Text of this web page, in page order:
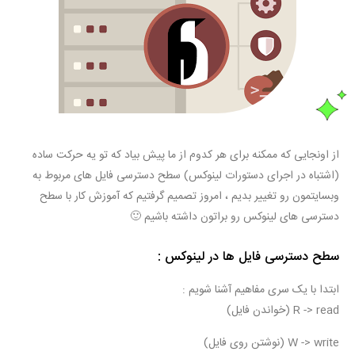
از اونجایی که ممکنه برای هر کدوم از ما پیش بیاد که تو یه حرکت ساده
(اشتباه در اجرای دستورات لینوکس) سطح دسترسی فایل های مربوط به
وبسایتمون رو تغییر بدیم ، امروز تصمیم گرفتیم که آموزش کار با سطح
دسترسی های لینوکس رو براتون داشته باشیم 🙂
سطح دسترسی فایل ها در لینوکس :
ابتدا با یک سری مفاهیم آشنا شویم :
R -> read (خواندن فایل)
W -> write (نوشتن روی فایل)